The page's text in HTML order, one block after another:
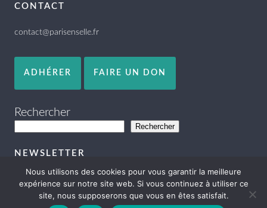
CONTACT
contact@parisenselle.fr
ADHÉRER FAIRE UN DON
Rechercher
Rechercher
NEWSLETTER
Nous utilisons des cookies pour vous garantir la meilleure
expérience sur notre site web. Si vous continuez à utiliser ce
site, nous supposerons que vous en êtes satisfait.